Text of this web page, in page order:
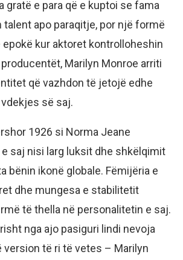
gratë e para që e kuptoi se fama
apo paraqitje, por një formë
kur aktoret kontrolloheshin
Marilyn Monroe arriti
që vazhdon të jetojë edhe
së saj.
1926 si Norma Jeane
saj nisi larg luksit dhe shkëlqimit
bënin ikonë globale. Fëmijëria e
dhe mungesa e stabilitetit
të thella në personalitetin e saj.
nga ajo pasiguri lindi nevoja
version të ri të vetes – Marilyn